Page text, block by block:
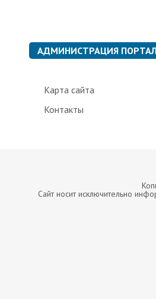
АДМИНИСТРАЦИЯ
Карта сайта
Контакты
Сайт носит исключительно